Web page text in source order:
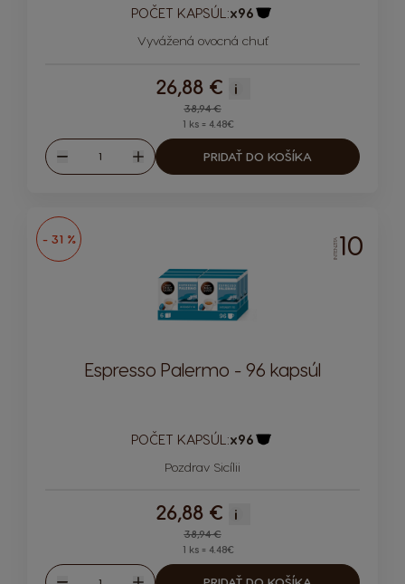
POČET KAPSÚL:x96
Vyvážená ovocná chuť
Regular Price
38,94 €
26,88 € i
1 ks = 4.48€
Množstvo
Zvýšiť
PRIDAŤ DO KOŠÍKA
- 31 % INTENZITA10
Espresso Palermo - 96 kapsúl
POČET KAPSÚL:x96
Pozdrav Sicílii
Regular Price
38,94 €
26,88 € i
1 ks = 4.48€
Množstvo